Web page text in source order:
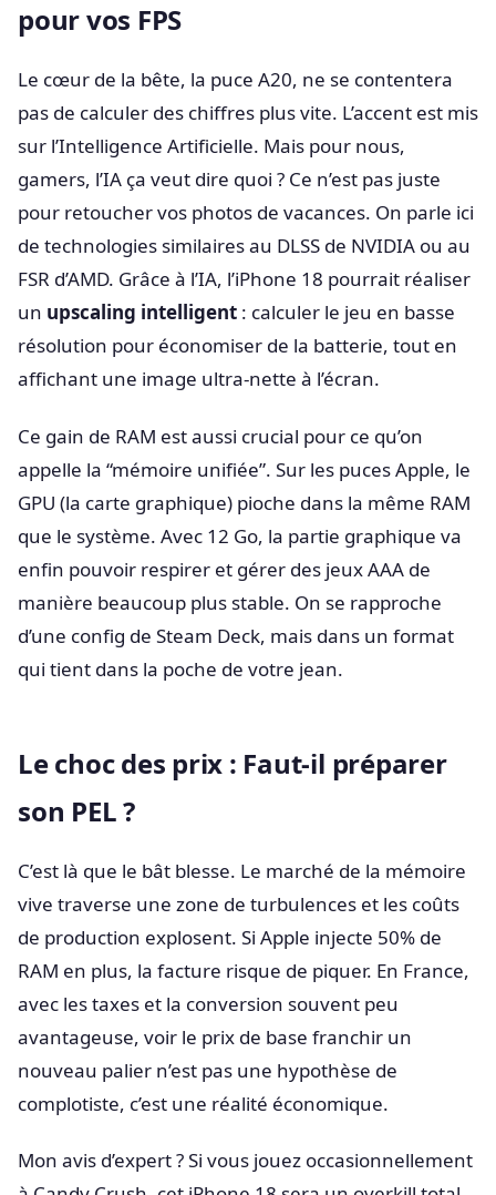
pour vos FPS
Le cœur de la bête, la puce A20, ne se contentera
pas de calculer des chiffres plus vite. L’accent est mis
sur l’Intelligence Artificielle. Mais pour nous,
gamers, l’IA ça veut dire quoi ? Ce n’est pas juste
pour retoucher vos photos de vacances. On parle ici
de technologies similaires au DLSS de NVIDIA ou au
FSR d’AMD. Grâce à l’IA, l’iPhone 18 pourrait réaliser
un upscaling intelligent : calculer le jeu en basse
résolution pour économiser de la batterie, tout en
affichant une image ultra-nette à l’écran.
Ce gain de RAM est aussi crucial pour ce qu’on
appelle la “mémoire unifiée”. Sur les puces Apple, le
GPU (la carte graphique) pioche dans la même RAM
que le système. Avec 12 Go, la partie graphique va
enfin pouvoir respirer et gérer des jeux AAA de
manière beaucoup plus stable. On se rapproche
d’une config de Steam Deck, mais dans un format
qui tient dans la poche de votre jean.
Le choc des prix : Faut-il préparer
son PEL ?
C’est là que le bât blesse. Le marché de la mémoire
vive traverse une zone de turbulences et les coûts
de production explosent. Si Apple injecte 50% de
RAM en plus, la facture risque de piquer. En France,
avec les taxes et la conversion souvent peu
avantageuse, voir le prix de base franchir un
nouveau palier n’est pas une hypothèse de
complotiste, c’est une réalité économique.
Mon avis d’expert ? Si vous jouez occasionnellement